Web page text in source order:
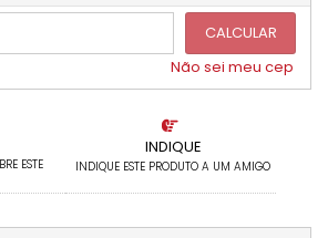
ESTE
INDIQUE
INDIQUE ESTE PRODUTO A UM AMIGO
CALCULAR
Não sei meu cep